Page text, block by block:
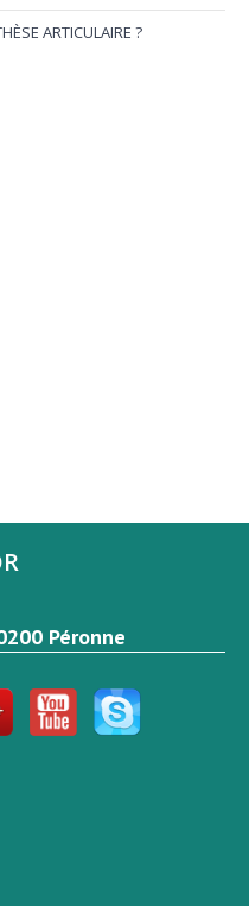
ARTICULAIRE ?
Péronne